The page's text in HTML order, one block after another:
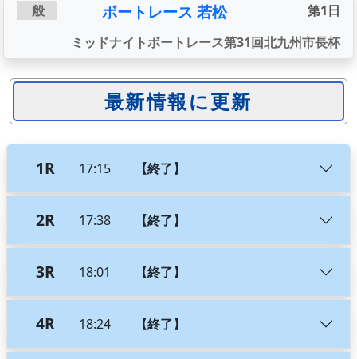
般 ボートレース 若松
第1日
ミッドナイトボートレース第31回北九州市長杯
1R 17:15 【終了】
2R 17:38 【終了】
3R 18:01 【終了】
4R 18:24 【終了】